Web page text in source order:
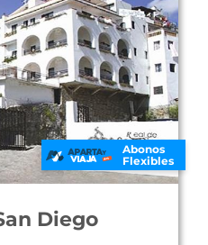
Abonos
Flexibles
Hotel